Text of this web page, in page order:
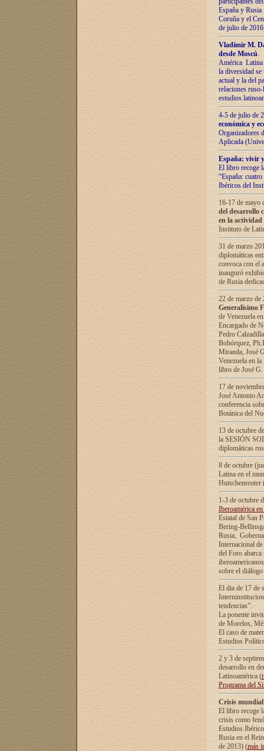
España y
Coruña y el
de julio de
Vladímir М.
desde Moscú.
América Latina
la diversidad
actual у lа del
relaciones
estudios
4-5 de julio de
económica y
Organizadores
Aplicada
España: vivir
El libro recoge
“España:
Ibéricos del
16-17 de mayo
del desarrollo
en la
Instituto de
31 de marzo
diplomáticas
convoca con el
inauguró
de Rusia
22 de marzo
Generalísimo
de Venezuela
Encargado de
Pedro
Bohórquez,
Miranda, José
Venezuela en
libro de José
17 de
José Antonio
conferencia
Botánica del
13 de octubre
la SESIÓN
diplomáticas
8 de octubre
Latina en el
1-3 de octubre
Iberoamérica
Estatal de San
Bering-
Rusia,
Internacional
del Foro
sobre el
El dia de 17 de
tendencias”.
La ponente
de Morelos,
El caso de
Estudios
2 y 3 de
desarrollo en
Latinoamérica (
Programa del
Crisis
El libro recoge
crisis como
Estudios
Rusia en el
de 2013) (más